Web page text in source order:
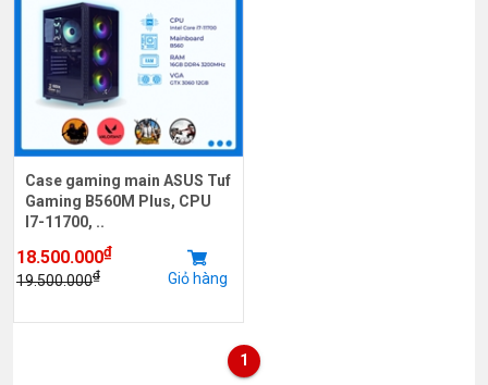
Case gaming main ASUS Tuf
Gaming B560M Plus, CPU
I7-11700, ..
18.500.000₫
19.500.000₫ Giỏ hàng
1